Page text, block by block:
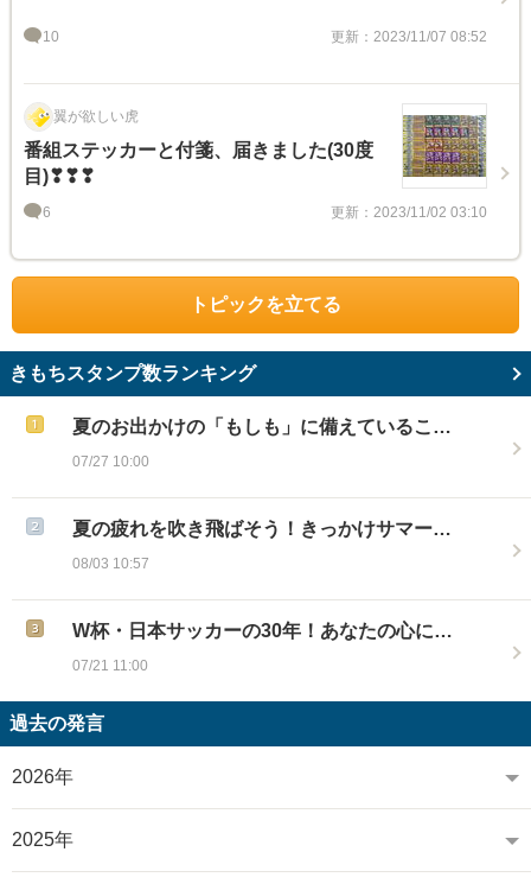
10 更新：2023/11/07 08:52
翼が欲しい虎
番組ステッカーと付箋、届きました(30度
目)❣❣❣
6 更新：2023/11/02 03:10
トピックを立てる
きもちスタンプ数ランキング
夏のお出かけの「もしも」に備えているこ…
07/27 10:00
夏の疲れを吹き飛ばそう！きっかけサマー…
08/03 10:57
W杯・日本サッカーの30年！あなたの心に…
07/21 11:00
過去の発言
2026年
2025年